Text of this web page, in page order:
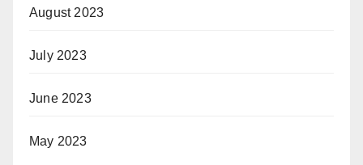
August 2023
July 2023
June 2023
May 2023